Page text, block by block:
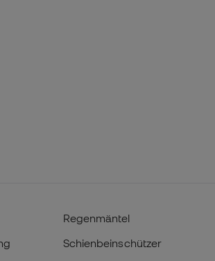
Regenmäntel
Schienbeinschützer